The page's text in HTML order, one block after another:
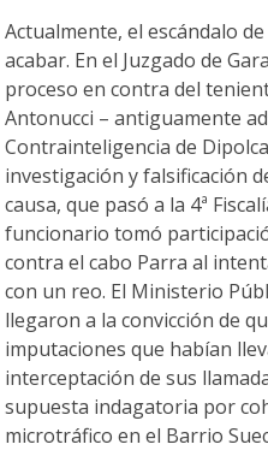
Actualmente, el escándalo
acabar. En el Juzgado de
proceso en contra del
Antonucci – antiguamente
Contrainteligencia de
investigación y falsificación
causa, que pasó a la 4ª
funcionario tomó
contra el cabo Parra al
con un reo. El Ministerio
llegaron a la convicción de
imputaciones que habían
interceptación de sus
supuesta indagatoria por
microtráfico en el Barrio